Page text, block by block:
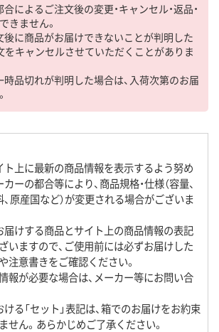
合によるご注文後の変更・キャンセル・返品・
きません。
後に商品がお届けできないことが判明した
をキャンセルさせていただくことがありま
時品切れが判明した場合は、入荷次第のお届
ト上に最新の商品情報を表示するよう努め
ーの都合等により、商品規格・仕様（容量、
、原産国など）が変更される場合がございま
届けする商品とサイト上の商品情報の表記
いますので、ご使用前には必ずお届けした
注意書きをご確認ください。
報が必要な場合は、メーカー等にお問い合
ける「セット」表記は、箱でのお届けをお約束
せん。あらかじめご了承ください。